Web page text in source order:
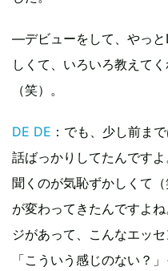
―デビューをして、やっ
しくて、いろいろ教えて
（笑）。
DE DE ：でも、少し前ま
話ばっかりしてたんです
聞くのが気恥ずかしくて
が変わってきたんですよ
ジがあって、こんなエッ
「こういう感じのない？